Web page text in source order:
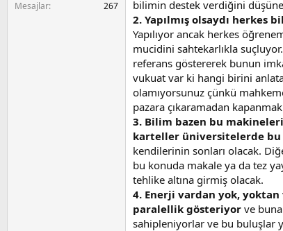
Mesajlar
267
bilimin destek verdiğini
2. Yapılmış olsaydı
Yapılıyor ancak herkes
mucidini sahtekarlıkla
referans göstererek bunun
vukuat var ki hangi birini
olamıyorsunuz çünkü
pazara çıkaramadan
3. Bilim bazen bu
karteller üniversitelerde bu
kendilerinin sonları olacak.
bu konuda makale ya da tez
tehlike altına girmiş olacak.
4. Enerji vardan yok,
paralellik gösteriyor ve
sahipleniyorlar ve bu buluşlar